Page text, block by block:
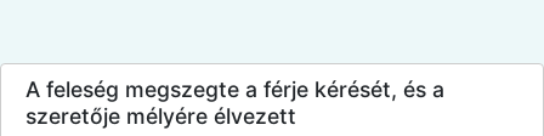
A feleség megszegte a férje kérését, és a
szeretője mélyére élvezett